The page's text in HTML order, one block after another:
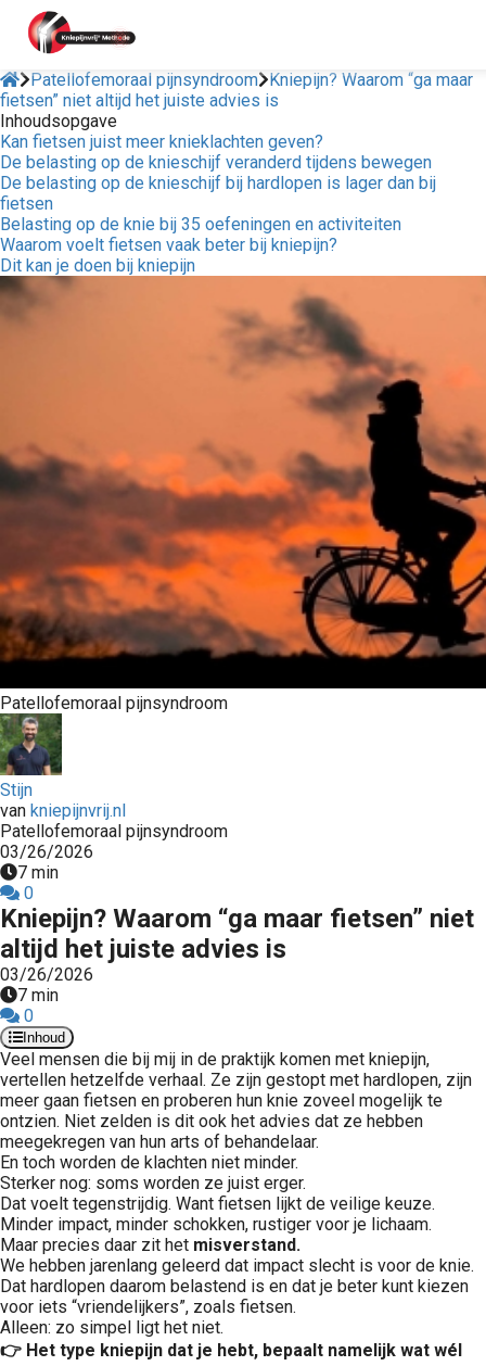
Patellofemoraal pijnsyndroom
Kniepijn? Waarom “ga maar
fietsen” niet altijd het juiste advies is
Inhoudsopgave
Kan fietsen juist meer knieklachten geven?
De belasting op de knieschijf veranderd tijdens bewegen
De belasting op de knieschijf bij hardlopen is lager dan bij
fietsen
Belasting op de knie bij 35 oefeningen en activiteiten
Waarom voelt fietsen vaak beter bij kniepijn?
Dit kan je doen bij kniepijn
Patellofemoraal pijnsyndroom
Stijn
van kniepijnvrij.nl
Patellofemoraal pijnsyndroom
03/26/2026
7 min
0
Kniepijn? Waarom “ga maar fietsen” niet
altijd het juiste advies is
03/26/2026
7 min
0
Inhoud
Veel mensen die bij mij in de praktijk komen met kniepijn,
vertellen hetzelfde verhaal. Ze zijn gestopt met hardlopen, zijn
meer gaan fietsen en proberen hun knie zoveel mogelijk te
ontzien. Niet zelden is dit ook het advies dat ze hebben
meegekregen van hun arts of behandelaar.
En toch worden de klachten niet minder.
Sterker nog: soms worden ze juist erger.
Dat voelt tegenstrijdig. Want fietsen lijkt de veilige keuze.
Minder impact, minder schokken, rustiger voor je lichaam.
Maar precies daar zit het misverstand.
We hebben jarenlang geleerd dat impact slecht is voor de knie.
Dat hardlopen daarom belastend is en dat je beter kunt kiezen
voor iets “vriendelijkers”, zoals fietsen.
Alleen: zo simpel ligt het niet.
👉 Het type kniepijn dat je hebt, bepaalt namelijk wat wél
policy
zijn
deze
kan de
worden
te
over
van
op
gebruikt
te
de
Hierdoor
website-
van